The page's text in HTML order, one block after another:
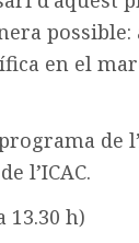
en el
de
l’ICAC.
13.30 h)